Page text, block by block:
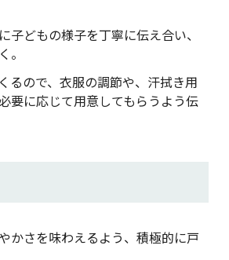
子どもの様子を丁寧に伝え合い、
。
るので、衣服の調節や、汗拭き用
要に応じて用意してもらうよう伝
かさを味わえるよう、積極的に戸